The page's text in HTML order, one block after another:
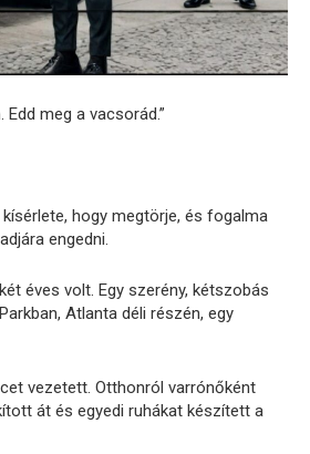
meg a vacsorád.”
hogy megtörje, és fogalma
engedni.
éves volt. Egy szerény, kétszobás
Atlanta déli részén, egy
vezetett. Otthonról varrónőként
át és egyedi ruhákat készített a